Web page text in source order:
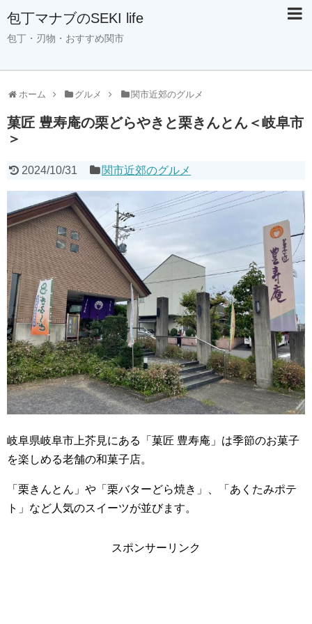
包丁マナブのSEKI life
包丁・刃物・おすすめ関市
ホーム グルメ 関市近郊のグルメ
菓匠 豊寿庵の栗どらやきと栗きんとん＜岐阜市
＞
2024/10/31 関市近郊のグルメ
岐阜県岐阜市上芥見にある「菓匠 豊寿庵」は季節のお菓子
を楽しめる老舗の和菓子店。
「栗きんとん」や「栗バターどら焼き」、「あくたみポテ
ト」など人気のスイーツが並びます。
スポンサーリンク